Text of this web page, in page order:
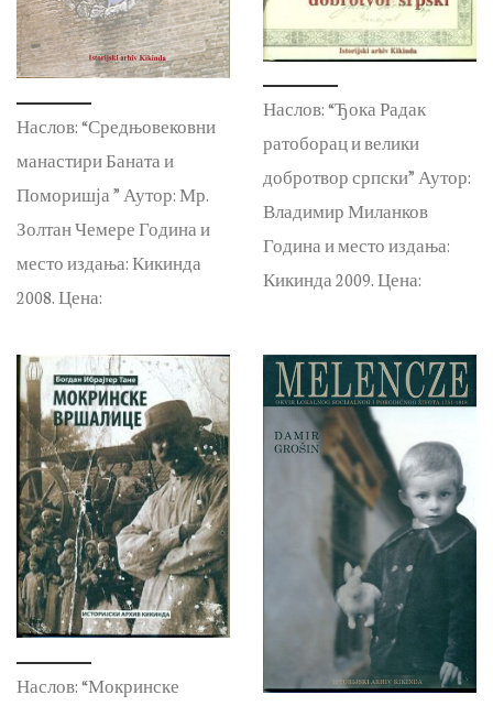
Наслов: “Средњовековни
манастири Баната и
Поморишја ” Аутор: Мр.
Золтан Чемере Година и
место издања: Кикинда
2008. Цена:
Наслов: “Ђока Радак
ратоборац и велики
добротвор српски” Аутор:
Владимир Миланков
Година и место издања:
Кикинда 2009. Цена:
Наслов: “Мокринске